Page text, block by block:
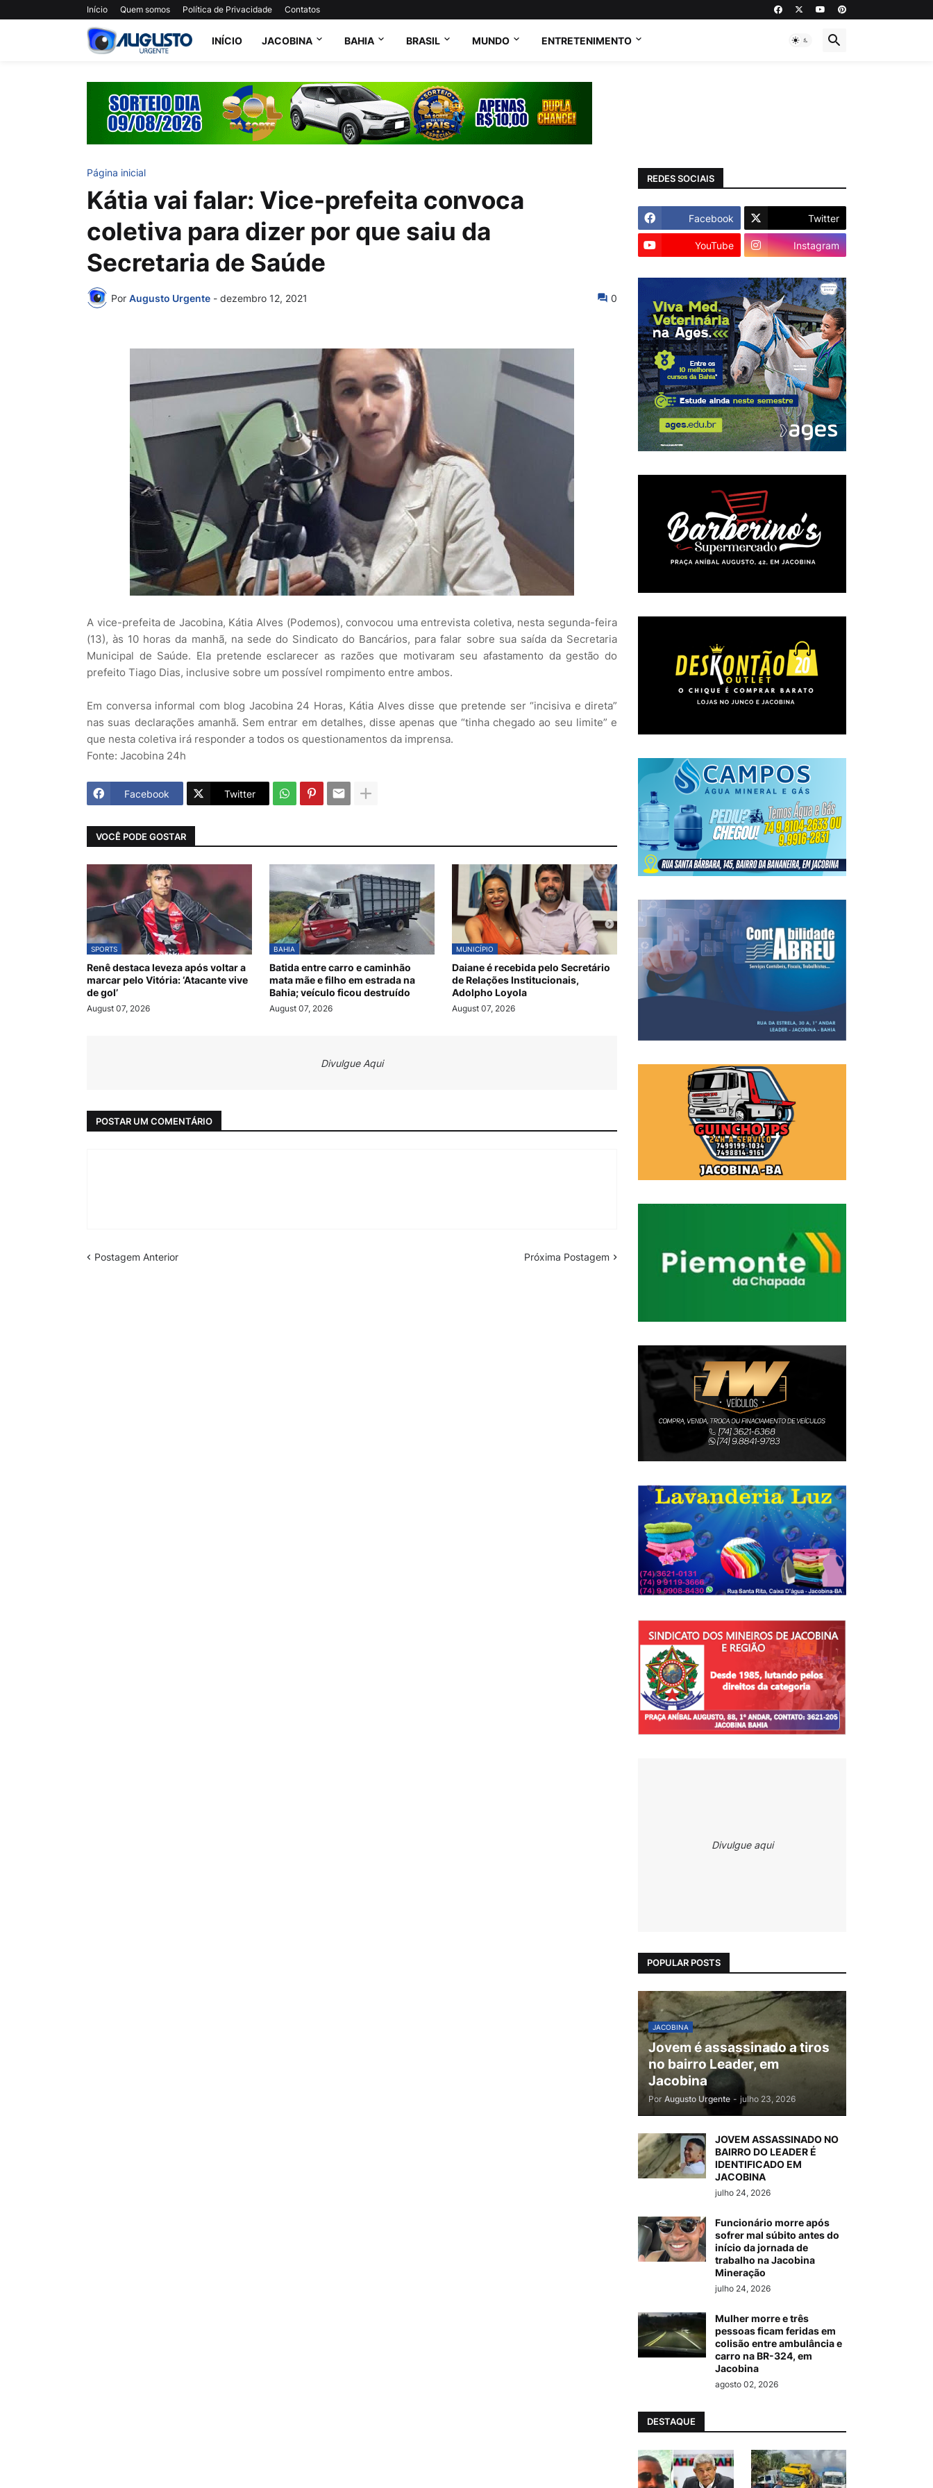
Início Quem somos Política de Privacidade Contatos
INÍCIO JACOBINA BAHIA BRASIL MUNDO ENTRETENIMENTO
Página inicial
Kátia vai falar: Vice-prefeita convoca
coletiva para dizer por que saiu da
Secretaria de Saúde
Por Augusto Urgente - dezembro 12, 2021 0
A vice-prefeita de Jacobina, Kátia Alves (Podemos), convocou uma entrevista coletiva, nesta segunda-feira
(13), às 10 horas da manhã, na sede do Sindicato do Bancários, para falar sobre sua saída da Secretaria
Municipal de Saúde. Ela pretende esclarecer as razões que motivaram seu afastamento da gestão do
prefeito Tiago Dias, inclusive sobre um possível rompimento entre ambos.
Em conversa informal com blog Jacobina 24 Horas, Kátia Alves disse que pretende ser “incisiva e direta”
nas suas declarações amanhã. Sem entrar em detalhes, disse apenas que “tinha chegado ao seu limite” e
que nesta coletiva irá responder a todos os questionamentos da imprensa.
Fonte: Jacobina 24h
Facebook Twitter
VOCÊ PODE GOSTAR
SPORTS
Renê destaca leveza após voltar a
marcar pelo Vitória: ‘Atacante vive
de gol’
August 07, 2026
BAHIA
Batida entre carro e caminhão
mata mãe e filho em estrada na
Bahia; veículo ficou destruído
August 07, 2026
MUNICÍPIO
Daiane é recebida pelo Secretário
de Relações Institucionais,
Adolpho Loyola
August 07, 2026
Divulgue Aqui
POSTAR UM COMENTÁRIO
Postagem Anterior Próxima Postagem
REDES SOCIAIS
Facebook Twitter
YouTube Instagram
Divulgue aqui
POPULAR POSTS
JACOBINA
Jovem é assassinado a tiros
no bairro Leader, em
Jacobina
Por Augusto Urgente - julho 23, 2026
JOVEM ASSASSINADO NO
BAIRRO DO LEADER É
IDENTIFICADO EM
JACOBINA
julho 24, 2026
Funcionário morre após
sofrer mal súbito antes do
início da jornada de
trabalho na Jacobina
Mineração
julho 24, 2026
Mulher morre e três
pessoas ficam feridas em
colisão entre ambulância e
carro na BR-324, em
Jacobina
agosto 02, 2026
DESTAQUE